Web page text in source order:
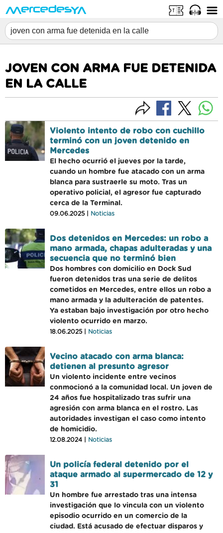
JOVEN CON ARMA FUE DETENIDA
EN LA CALLE
Violento intento de robo con cuchillo
terminó con un joven detenido en
Mercedes
El hecho ocurrió el jueves por la tarde,
cuando un hombre fue atacado con un arma
blanca para sustraerle su moto. Tras un
operativo policial, el agresor fue capturado
cerca de la Terminal.
09.06.2025 | Noticias
Dos detenidos en Mercedes: un robo a
mano armada, chapas adulteradas y una
secuencia que no terminó bien
Dos hombres con domicilio en Dock Sud
fueron detenidos tras una serie de delitos
cometidos en Mercedes, entre ellos un robo a
mano armada y la adulteración de patentes.
Ya estaban bajo investigación por otro hecho
violento ocurrido en marzo.
18.06.2025 | Noticias
Vecino atacado con arma blanca:
detienen al presunto agresor
Un violento incidente entre vecinos
conmocionó a la comunidad local. Un joven de
24 años fue hospitalizado tras sufrir una
agresión con arma blanca en el rostro. Las
autoridades investigan el caso como intento
de homicidio.
12.08.2024 | Noticias
Un policía federal detenido por el
ataque armado al supermercado de 12 y
31
Un hombre fue arrestado tras una intensa
investigación que lo vincula con un violento
episodio ocurrido en un comercio de la
ciudad. Está acusado de efectuar disparos y